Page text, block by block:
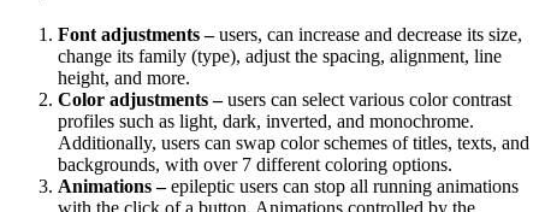
Font adjustments –users, can increase and decrease its size,
change its family (type), adjust the spacing, alignment, line
height, and more.
Color adjustments –users can select various color contrast
profiles such as light, dark, inverted, and monochrome.
Additionally, users can swap color schemes of titles, texts, and
backgrounds, with over 7 different coloring options.
Animations –epileptic users can stop all running animations
with the click of a button. Animations controlled by the